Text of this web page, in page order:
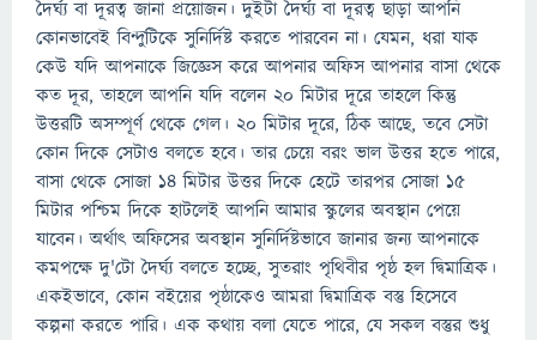
দৈর্ঘ্য বা দূরত্ব জানা প্রয়োজন। দুইটা দৈর্ঘ্য বা দূরত্ব ছাড়া আপনি
কোনভাবেই বিন্দুটিকে সুনির্দিষ্ট করতে পারবেন না। যেমন, ধরা যাক
কেউ যদি আপনাকে জিজ্ঞেস করে আপনার অফিস আপনার বাসা থেকে
কত দূর, তাহলে আপনি যদি বলেন ২০ মিটার দূরে তাহলে কিন্তু
উত্তরটি অসম্পূর্ণ থেকে গেল। ২০ মিটার দূরে, ঠিক আছে, তবে সেটা
কোন দিকে সেটাও বলতে হবে। তার চেয়ে বরং ভাল উত্তর হতে পারে,
বাসা থেকে সোজা ১৪ মিটার উত্তর দিকে হেটে তারপর সোজা ১৫
মিটার পশ্চিম দিকে হাটলেই আপনি আমার স্কুলের অবস্থান পেয়ে
যাবেন। অর্থাৎ অফিসের অবস্থান সুনির্দিষ্টভাবে জানার জন্য আপনাকে
কমপক্ষে দু'টো দৈর্ঘ্য বলতে হচ্ছে, সুতরাং পৃথিবীর পৃষ্ঠ হল দ্বিমাত্রিক।
একইভাবে, কোন বইয়ের পৃষ্ঠাকেও আমরা দ্বিমাত্রিক বস্তু হিসেবে
কল্পনা করতে পারি। এক কথায় বলা যেতে পারে, যে সকল বস্তুর শুধু